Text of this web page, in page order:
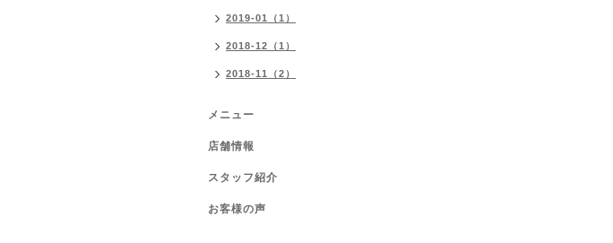
2019-01（1）
2018-12（1）
2018-11（2）
メニュー
店舗情報
スタッフ紹介
お客様の声